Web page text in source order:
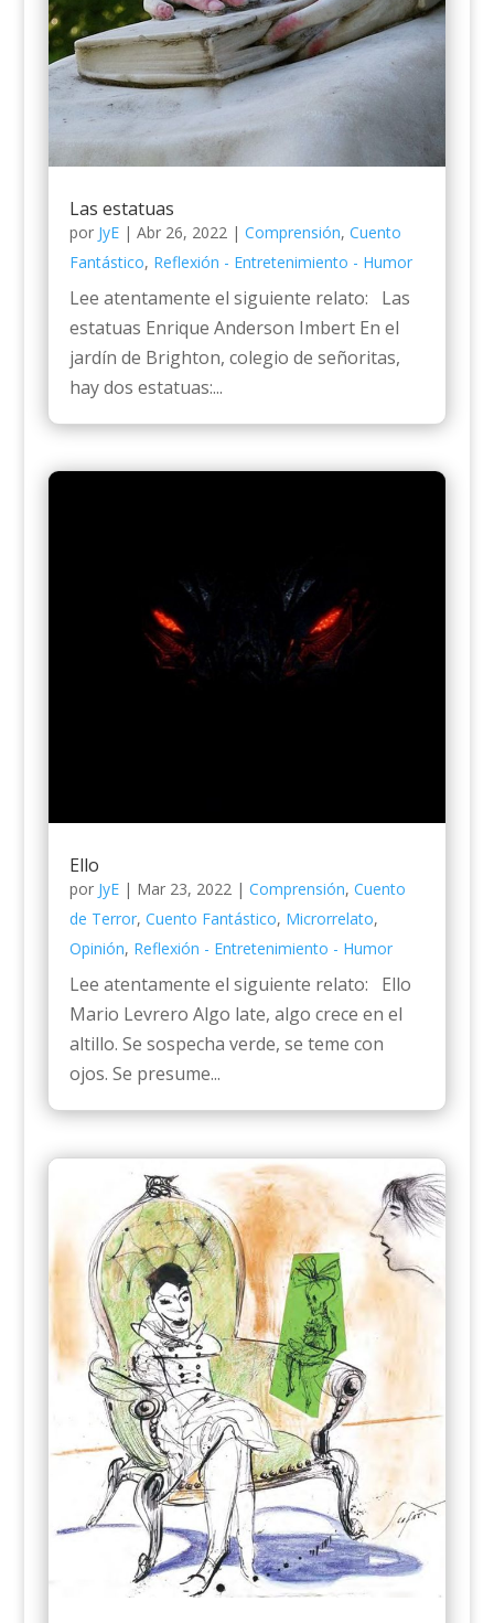
Las estatuas
por JyE| Abr 26, 2022 | Comprensión, Cuento
Fantástico, Reflexión - Entretenimiento - Humor
Lee atentamente el siguiente relato: Las
estatuas Enrique Anderson Imbert En el
jardín de Brighton, colegio de señoritas,
hay dos estatuas:...
Ello
por JyE| Mar 23, 2022| Comprensión, Cuento
de Terror, Cuento Fantástico, Microrrelato,
Opinión, Reflexión - Entretenimiento - Humor
Lee atentamente el siguiente relato: Ello
Mario Levrero Algo late, algo crece en el
altillo. Se sospecha verde, se teme con
ojos. Se presume...